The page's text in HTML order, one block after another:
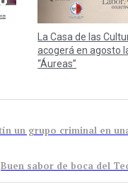
La Casa de las
acogerá en agosto
“Áureas”
Buen sabor de boca del